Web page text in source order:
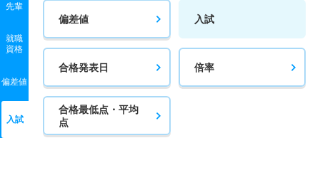
先輩
就職
資格
偏差値
入試
偏差値 入試
合格発表日 倍率
合格最低点・平均
点